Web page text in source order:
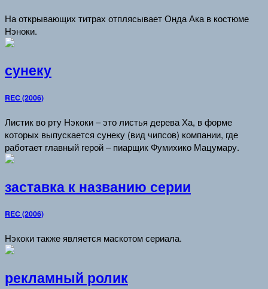
На открывающих титрах отплясывает Онда Ака в костюме
Нэноки.
сунеку
REC (2006)
Листик во рту Нэкоки – это листья дерева Ха, в форме
которых выпускается сунеку (вид чипсов) компании, где
работает главный герой – пиарщик Фумихико Мацумару.
заставка к названию серии
REC (2006)
Нэкоки также является маскотом сериала.
рекламный ролик